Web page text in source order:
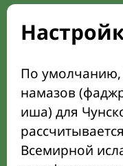
По
намазов
иша) для
Всемирной